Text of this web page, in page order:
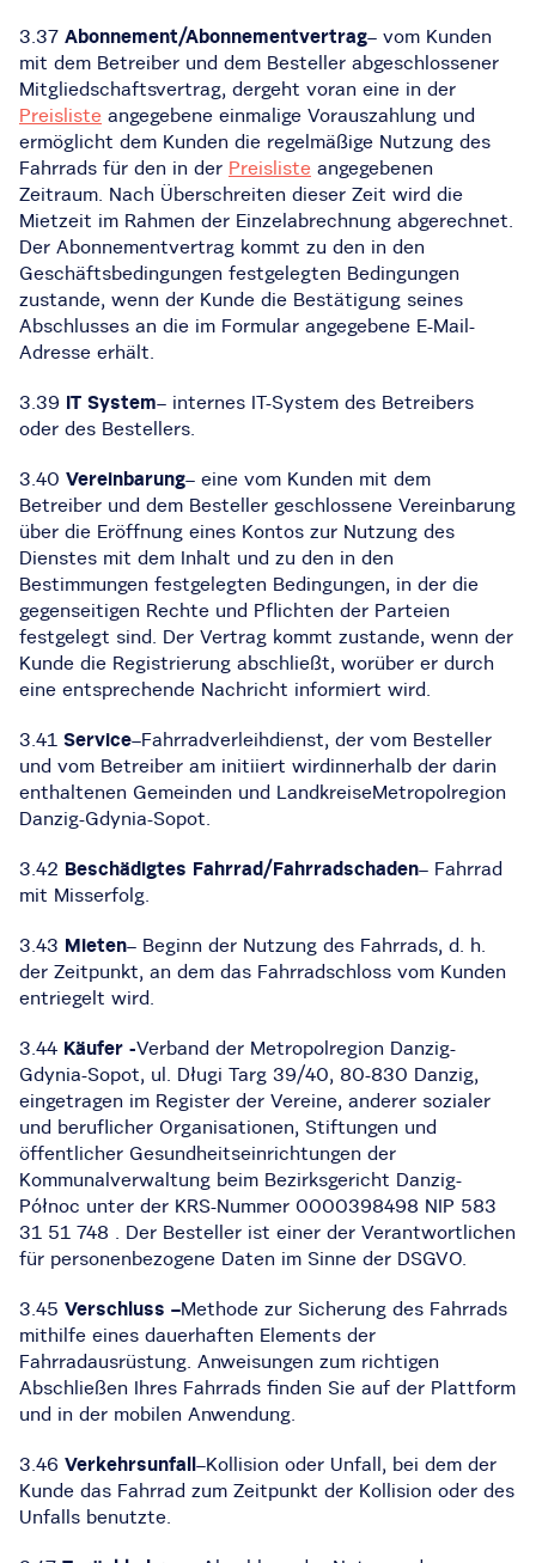
3.37 Abonnement/Abonnementvertrag– vom Kunden
mit dem Betreiber und dem Besteller abgeschlossener
Mitgliedschaftsvertrag, dergeht voran eine in der
Preisliste angegebene einmalige Vorauszahlung und
ermöglicht dem Kunden die regelmäßige Nutzung des
Fahrrads für den in der Preisliste angegebenen
Zeitraum. Nach Überschreiten dieser Zeit wird die
Mietzeit im Rahmen der Einzelabrechnung abgerechnet.
Der Abonnementvertrag kommt zu den in den
Geschäftsbedingungen festgelegten Bedingungen
zustande, wenn der Kunde die Bestätigung seines
Abschlusses an die im Formular angegebene E-Mail-
Adresse erhält.
3.39 IT System– internes IT-System des Betreibers
oder des Bestellers.
3.40 Vereinbarung– eine vom Kunden mit dem
Betreiber und dem Besteller geschlossene Vereinbarung
über die Eröffnung eines Kontos zur Nutzung des
Dienstes mit dem Inhalt und zu den in den
Bestimmungen festgelegten Bedingungen, in der die
gegenseitigen Rechte und Pflichten der Parteien
festgelegt sind. Der Vertrag kommt zustande, wenn der
Kunde die Registrierung abschließt, worüber er durch
eine entsprechende Nachricht informiert wird.
3.41 Service–Fahrradverleihdienst, der vom Besteller
und vom Betreiber am initiiert wirdinnerhalb der darin
enthaltenen Gemeinden und LandkreiseMetropolregion
Danzig-Gdynia-Sopot.
3.42 Beschädigtes Fahrrad/Fahrradschaden– Fahrrad
mit Misserfolg.
3.43 Mieten– Beginn der Nutzung des Fahrrads, d. h.
der Zeitpunkt, an dem das Fahrradschloss vom Kunden
entriegelt wird.
3.44 Käufer -Verband der Metropolregion Danzig-
Gdynia-Sopot, ul. Długi Targ 39/40, 80-830 Danzig,
eingetragen im Register der Vereine, anderer sozialer
und beruflicher Organisationen, Stiftungen und
öffentlicher Gesundheitseinrichtungen der
Kommunalverwaltung beim Bezirksgericht Danzig-
Północ unter der KRS-Nummer 0000398498 NIP 583
31 51 748 . Der Besteller ist einer der Verantwortlichen
für personenbezogene Daten im Sinne der DSGVO.
3.45 Verschluss –Methode zur Sicherung des Fahrrads
mithilfe eines dauerhaften Elements der
Fahrradausrüstung. Anweisungen zum richtigen
Abschließen Ihres Fahrrads finden Sie auf der Plattform
und in der mobilen Anwendung.
3.46 Verkehrsunfall–Kollision oder Unfall, bei dem der
Kunde das Fahrrad zum Zeitpunkt der Kollision oder des
Unfalls benutzte.